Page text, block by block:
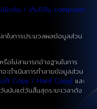
นิรภัย / เก็บไว้ใน computer
าในการประมวลผลข้อมูลส่วน
อไม่สามารถอ้างฐานในการ
ะดำเนินการทำลายข้อมูลส่วน
Copy / Hard Copy] และ
วันนับแต่วันสิ้นสุดระยะเวลาดัง